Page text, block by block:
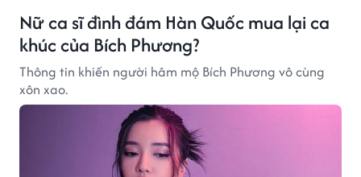
Nữ ca sĩ đình đám Hàn Quốc mua lại ca
khúc của Bích Phương?
Thông tin khiến người hâm mộ Bích Phương vô cùng
xôn xao.